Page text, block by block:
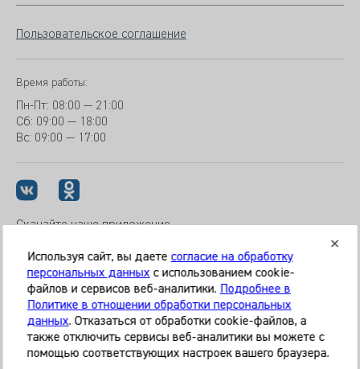
Пользовательское соглашение
Время работы:
Пн-Пт: 08:00 — 21:00
Сб: 09:00 — 18:00
Вс: 09:00 — 17:00
Скачайте наше приложение
© 2026 Клиника «МЕДИКАЛ ОН ГРУП»
Все права защищены
Информация, представленная на сайте, является
Используя сайт, вы даете согласие на обработку
персональных данныхс использованием cookie-
файлов и сервисов веб-аналитики. Подробнее в
Политике в отношении обработки персональных
данных. Отказаться от обработки cookie-файлов, а
также отключить сервисы веб-аналитики вы можете с
помощью соответствующих настроек вашего браузера.